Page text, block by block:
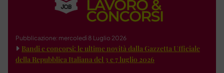
Pubblicazione: mercoledì 8 Luglio 2026
Bandi e concorsi: le ultime novità dalla Gazzetta Ufficiale
della Repubblica Italiana del 3 e 7 luglio 2026